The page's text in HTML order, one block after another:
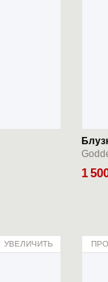
1
УВЕЛИЧИТЬ